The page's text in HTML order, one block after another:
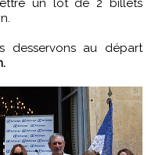
un lot de 2 billets
desservons au départ